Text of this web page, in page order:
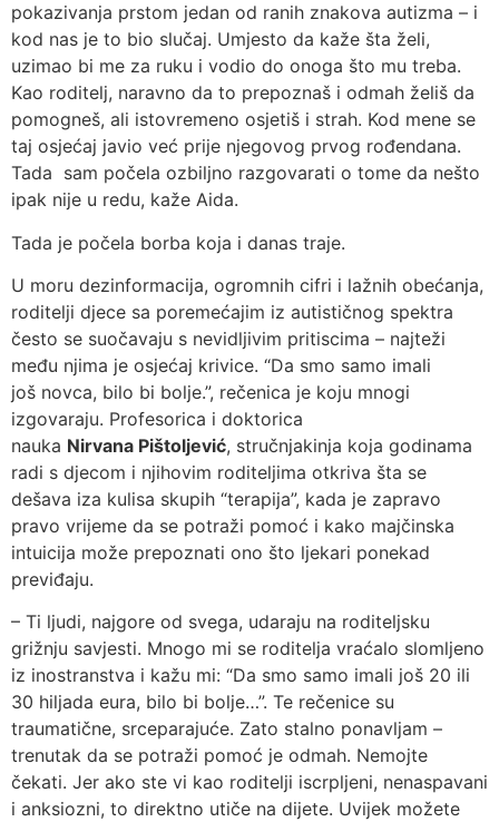
pokazivanja prstom jedan od ranih znakova autizma – i
kod nas je to bio slučaj. Umjesto da kaže šta želi,
uzimao bi me za ruku i vodio do onoga što mu treba.
Kao roditelj, naravno da to prepoznaš i odmah želiš da
pomogneš, ali istovremeno osjetiš i strah. Kod mene se
taj osjećaj javio već prije njegovog prvog rođendana.
Tada sam počela ozbiljno razgovarati o tome da nešto
ipak nije u redu, kaže Aida.
Tada je počela borba koja i danas traje.
U moru dezinformacija, ogromnih cifri i lažnih obećanja,
roditelji djece sa poremećajim iz autističnog spektra
često se suočavaju s nevidljivim pritiscima – najteži
među njima je osjećaj krivice. “Da smo samo imali
još novca, bilo bi bolje.”, rečenica je koju mnogi
izgovaraju. Profesorica i doktorica
nauka Nirvana Pištoljević, stručnjakinja koja godinama
radi s djecom i njihovim roditeljima otkriva šta se
dešava iza kulisa skupih “terapija”, kada je zapravo
pravo vrijeme da se potraži pomoć i kako majčinska
intuicija može prepoznati ono što ljekari ponekad
previđaju.
– Ti ljudi, najgore od svega, udaraju na roditeljsku
grižnju savjesti. Mnogo mi se roditelja vraćalo slomljeno
iz inostranstva i kažu mi: “Da smo samo imali još 20 ili
30 hiljada eura, bilo bi bolje…”. Te rečenice su
traumatične, srceparajuće. Zato stalno ponavljam –
trenutak da se potraži pomoć je odmah. Nemojte
čekati. Jer ako ste vi kao roditelji iscrpljeni, nenaspavani
i anksiozni, to direktno utiče na dijete. Uvijek možete